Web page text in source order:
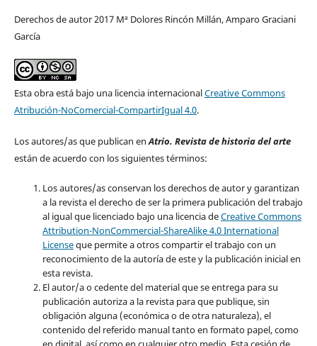
Derechos de autor 2017 Mª Dolores Rincón Millán, Amparo Graciani
García
Esta obra está bajo una licencia internacionalCreative Commons
Atribución-NoComercial-CompartirIgual 4.0.
Los autores/as que publican enAtrio. Revista de historia del arte
están de acuerdo con los siguientes términos:
Los autores/as conservan los derechos de autor y garantizan
a la revista el derecho de ser la primera publicación del trabajo
al igual que licenciado bajo una licencia deCreative Commons
Attribution-NonCommercial-ShareAlike 4.0 International
Licenseque permite a otros compartir el trabajo con un
reconocimiento de la autoría de este y la publicación inicial en
esta revista.
El autor/a o cedente del material que se entrega para su
publicación autoriza a la revista para que publique, sin
obligación alguna (económica o de otra naturaleza), el
contenido del referido manual tanto en formato papel, como